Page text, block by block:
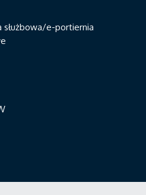
służbowa/e-portiernia